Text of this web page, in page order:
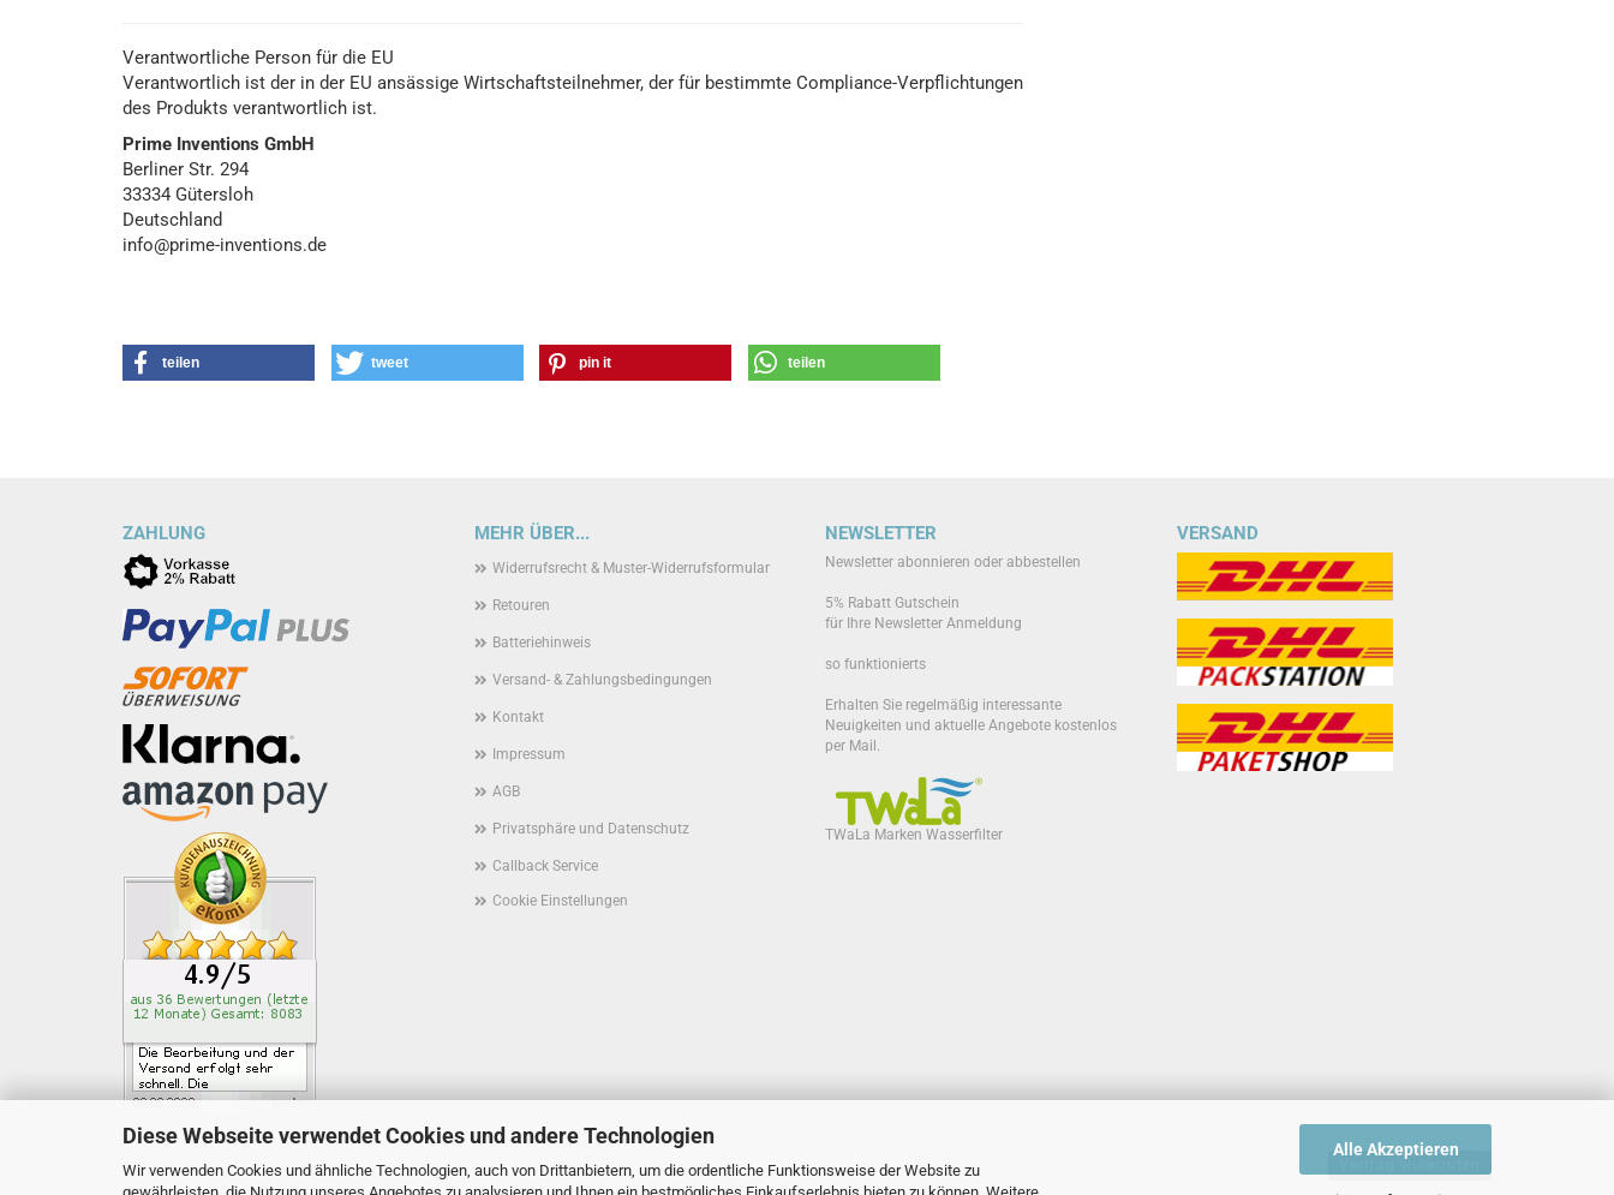
Diese Webseite verwendet Cookies und andere Technologien
Wir verwenden Cookies und ähnliche Technologien, auch von Drittanbietern, um die ordentliche Funktionsweise der Website zu
Alle Akzeptieren
Verantwortliche Person für die EU
Verantwortlich ist der in der EU ansässige Wirtschaftsteilnehmer, der für bestimmte Compliance-Verpflichtungen
des Produkts verantwortlich ist.
Prime Inventions GmbH
Berliner Str. 294
33334 Gütersloh
Deutschland
info@prime-inventions.de
teilen tweet pin it teilen
MEHR ÜBER...
Widerrufsrecht & Muster-Widerrufsformular
Retouren
Batteriehinweis
Versand- & Zahlungsbedingungen
Kontakt
Impressum
AGB
Privatsphäre und Datenschutz
Callback Service
Cookie Einstellungen
NEWSLETTER
Newsletter abonnieren oder abbestellen
5% Rabatt Gutschein
für Ihre Newsletter Anmeldung
so funktionierts
Erhalten Sie regelmäßig interessante
Neuigkeiten und aktuelle Angebote kostenlos
per Mail.
TWaLa Marken Wasserfilter
VERSAND
ZAHLUNG